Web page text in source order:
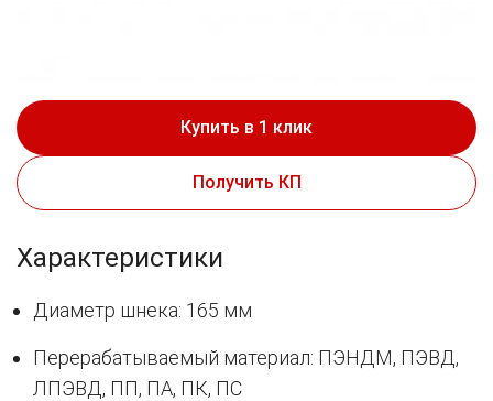
Купить в 1 клик
Получить КП
Характеристики
Диаметр шнека: 165 мм
Перерабатываемый материал: ПЭНДМ, ПЭВД,
ЛПЭВД, ПП, ПА, ПК, ПС